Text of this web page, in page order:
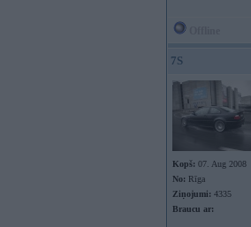
7S
Kopš: 07. Aug 2008
No: Rīga
Ziņojumi: 4335
Braucu ar: